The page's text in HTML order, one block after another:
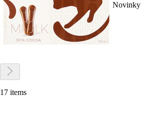
Novinky
17 items